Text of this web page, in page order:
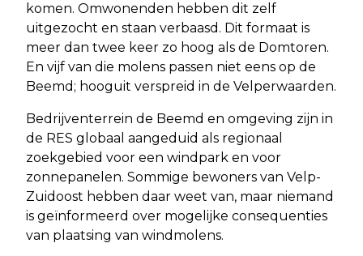
komen. Omwonenden hebben dit zelf
uitgezocht en staan verbaasd. Dit formaat is
meer dan twee keer zo hoog als de Domtoren.
En vijf van die molens passen niet eens op de
Beemd; hooguit verspreid in de Velperwaarden.
Bedrijventerrein de Beemd en omgeving zijn in
de RES globaal aangeduid als regionaal
zoekgebied voor een windpark en voor
zonnepanelen. Sommige bewoners van Velp-
Zuidoost hebben daar weet van, maar niemand
is geïnformeerd over mogelijke consequenties
van plaatsing van windmolens.